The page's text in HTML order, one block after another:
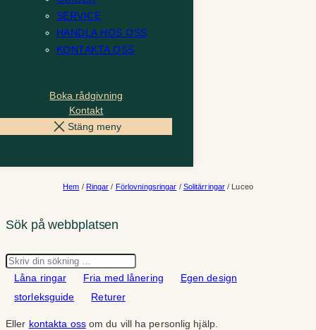
SERVICE
HANDLA HOS OSS
KONTAKTA OSS
Boka rådgivning
Kontakt
Stäng meny
Hem / Ringar / Förlovningsringar / Solitärringar / Luceo
Sök på webbplatsen
Sök
Låna ringar
Fria med lånering
Egen design
storleksguide
Returer
Eller kontakta ossom du vill ha personlig hjälp.